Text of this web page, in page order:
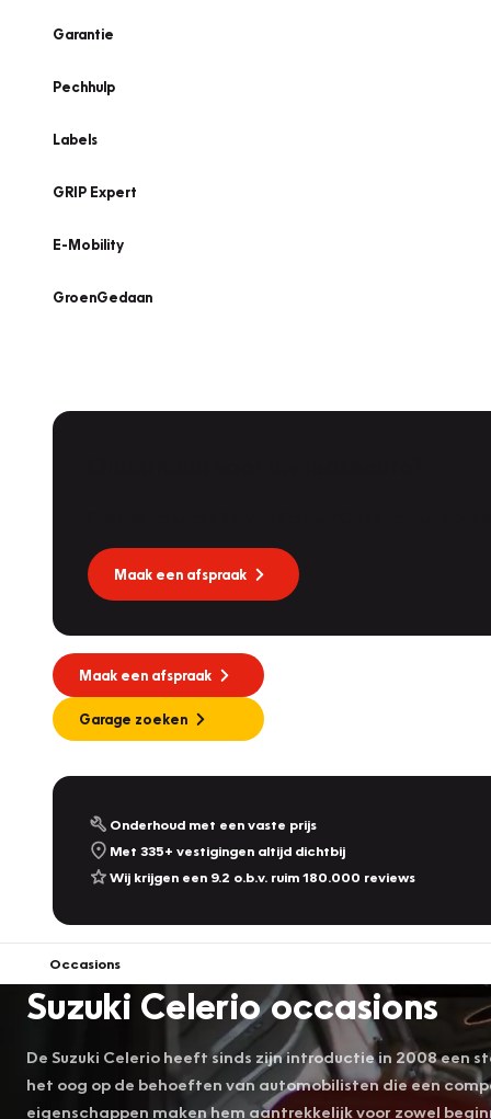
Garantie
Pechhulp
Labels
GRIP Expert
E-Mobility
GroenGedaan
Maak een afspraak
Maak een afspraak
Garage zoeken
Onderhoud met een vaste prijs
Met 335+ vestigingen altijd dichtbij
Wij krijgen een 9.2 o.b.v. ruim 180.000 reviews
Occasions
Suzuki Celerio occasions
De Suzuki Celerio heeft sinds zijn introductie in 2008
het oog op de behoeften van automobilisten die een
eigenschappen maken hem aantrekkelijk voor zowel